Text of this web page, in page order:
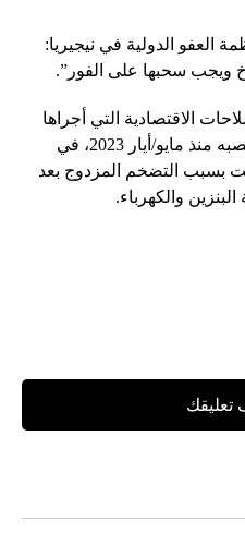
الدولية في نيجيريا:
ويجب سحبها على الفور”.
الاقتصادية التي أجراها
الرئيس بولا تينوبو، الذي تولى منصبه منذ مايو/أيار 2023، في
بسبب التضخم المزدوج بعد
والكهرباء.
تعليقك